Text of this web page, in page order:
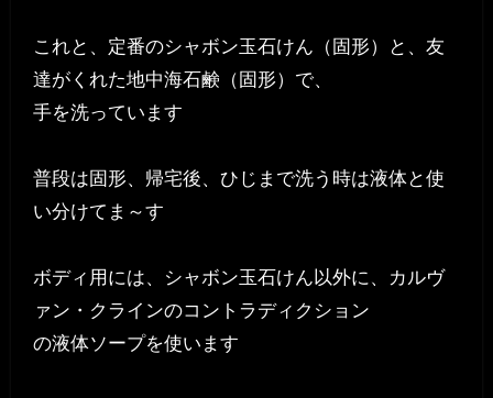
これと、定番のシャボン玉石けん（固形）と、友
達がくれた地中海石鹸（固形）で、
手を洗っています
普段は固形、帰宅後、ひじまで洗う時は液体と使
い分けてま～す
ボディ用には、シャボン玉石けん以外に、カルヴ
ァン・クラインのコントラディクション
の液体ソープを使います